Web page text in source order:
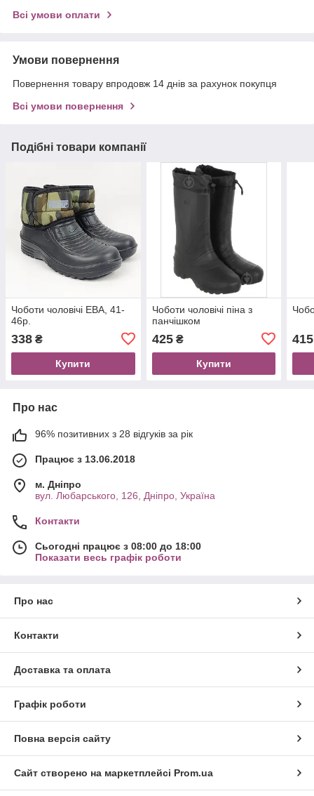
Всі умови оплати
Умови повернення
Повернення товару впродовж 14 днів за рахунок покупця
Всі умови повернення
Подібні товари компанії
Чоботи чоловічі ЕВА, 41-
46р.
338 ₴
Купити
Чоботи чоловічі піна з
панчішком
425₴
Купити
415
Про нас
96% позитивних з 28 відгуків за рік
Працює з 13.06.2018
м. Дніпро
вул. Любарського, 126, Дніпро, Україна
Контакти
Сьогодні працює з 08:00 до 18:00
Показати весь графік роботи
Про нас
Контакти
Доставка та оплата
Графік роботи
Повна версія сайту
Сайт створено на маркетплейсі Prom.ua